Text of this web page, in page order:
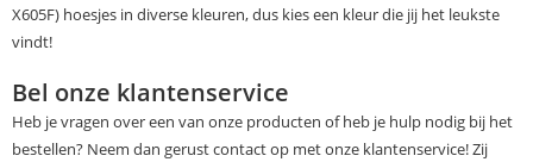
X605F) hoesjes in diverse kleuren, dus kies een kleur die jij het leukste
vindt!
Bel onze klantenservice
Heb je vragen over een van onze producten of heb je hulp nodig bij het
bestellen? Neem dan gerust contact op met onze klantenservice! Zij